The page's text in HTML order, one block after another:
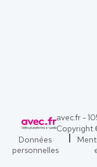
avec.fr -
Copyright
Données
personnelles